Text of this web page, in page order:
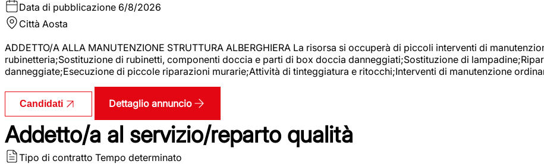
Data di pubblicazione 6/8/2026
Città Aosta
ADDETTO/A ALLA MANUTENZIONE STRUTTURA ALBERGHIERA La risorsa si occuperà di piccoli interventi di
rubinetteria;Sostituzione di rubinetti, componenti doccia e parti di box doccia danneggiati;Sostituzione di
danneggiate;Esecuzione di piccole riparazioni murarie;Attività di tinteggiatura e ritocchi;Interventi di manutenzione
Candidati Dettaglio annuncio
Addetto/a al servizio/reparto qualità
Tipo di contratto Tempo determinato